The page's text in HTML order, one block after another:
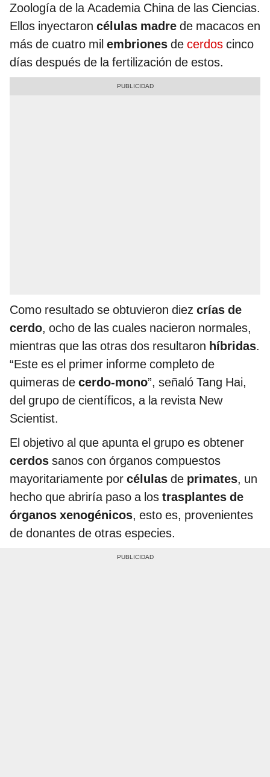
Zoología de la Academia China de las Ciencias.
Ellos inyectaron células madre de macacos en
más de cuatro mil embriones de cerdos cinco
días después de la fertilización de estos.
Como resultado se obtuvieron diez crías de
cerdo, ocho de las cuales nacieron normales,
mientras que las otras dos resultaron híbridas.
“Este es el primer informe completo de
quimeras de cerdo-mono”, señaló Tang Hai,
del grupo de científicos, a la revista New
Scientist.
El objetivo al que apunta el grupo es obtener
cerdos sanos con órganos compuestos
mayoritariamente por células de primates, un
hecho que abriría paso a los trasplantes de
órganos xenogénicos, esto es, provenientes
de donantes de otras especies.